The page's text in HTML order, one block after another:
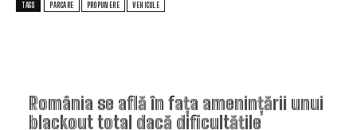
România se află în fața amenințării unui
blackout total dacă dificultățile
TAGS PARCARE PROPUNERE VEHICULE